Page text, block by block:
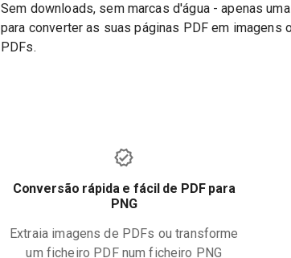
Sem downloads, sem marcas d'água - apenas
para converter as suas páginas PDF em imagens
PDFs.
Conversão rápida e fácil de PDF para
PNG
Extraia imagens de PDFs ou transforme
um ficheiro PDF num ficheiro PNG